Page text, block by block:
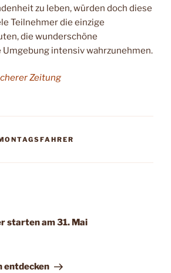
zu leben, würden doch diese
Teilneh­mer die einzige
die wunderschö­ne
intensiv wahrzuneh­men.
Zeitung
starten am 31. Mai
entdecken